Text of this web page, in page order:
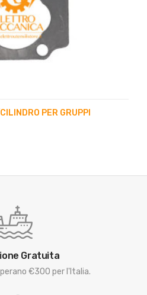
PER GRUPPI
Gratuita
€300 per l'Italia.